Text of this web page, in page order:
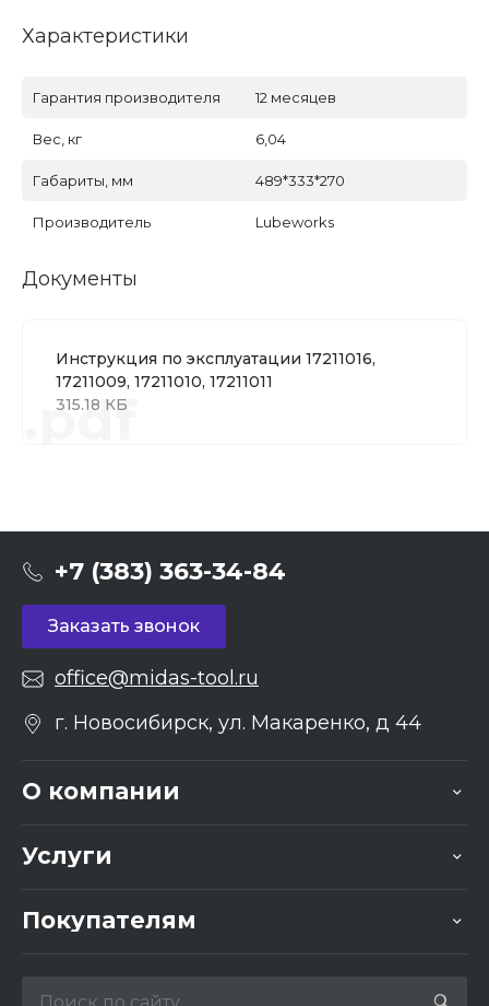
Характеристики
Гарантия производителя 12 месяцев
Вес, кг 6,04
Габариты, мм 489*333*270
Производитель Lubeworks
Документы
Инструкция по эксплуатации 17211016,
17211009, 17211010, 17211011
315.18 КБ
.pdf
+7 (383) 363-34-84
Заказать звонок
office@midas-tool.ru
г. Новосибирск, ул. Макаренко, д 44
О компании
Услуги
Покупателям